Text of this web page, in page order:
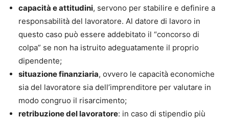
capacità e attitudini, servono per stabilire e definire a
responsabilità del lavoratore. Al datore di lavoro in
questo caso può essere addebitato il “concorso di
colpa” se non ha istruito adeguatamente il proprio
dipendente;
situazione finanziaria, ovvero le capacità economiche
sia del lavoratore sia dell’imprenditore per valutare in
modo congruo il risarcimento;
retribuzione del lavoratore: in caso di stipendio più